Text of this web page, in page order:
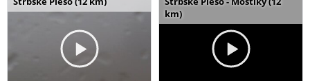
km)